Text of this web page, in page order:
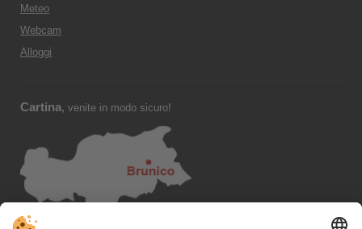
Meteo
Webcam
Alloggi
Cartina, venite in modo sicuro!